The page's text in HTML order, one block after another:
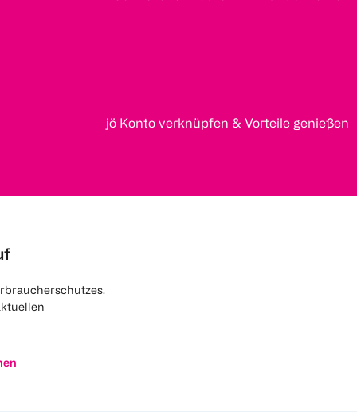
jö Konto verknüpfen & Vorteile genießen